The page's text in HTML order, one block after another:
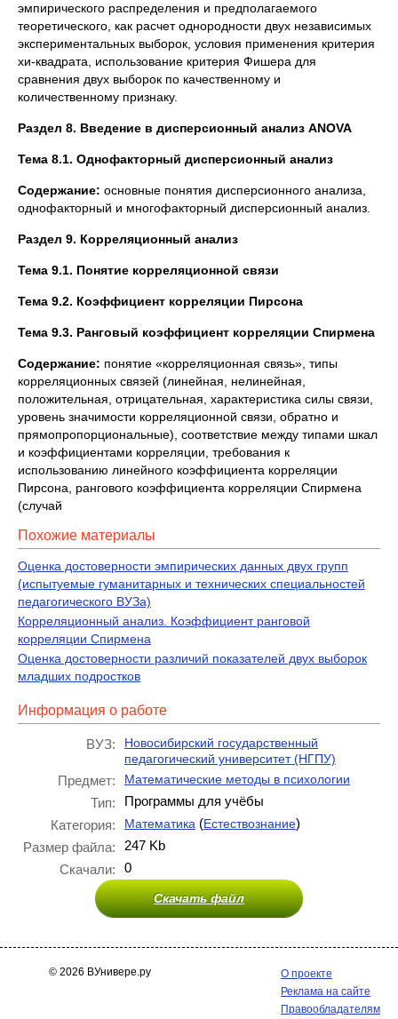
эмпирического распределения и предполагаемого
теоретического, как расчет однородности двух независимых
экспериментальных выборок, условия применения критерия
хи-квадрата, использование критерия Фишера для
сравнения двух выборок по качественному и
количественному признаку.
Раздел 8. Введение в дисперсионный анализ ANOVA
Тема 8.1. Однофакторный дисперсионный анализ
Содержание: основные понятия дисперсионного анализа,
однофакторный и многофакторный дисперсионный анализ.
Раздел 9. Корреляционный анализ
Тема 9.1. Понятие корреляционной связи
Тема 9.2. Коэффициент корреляции Пирсона
Тема 9.3. Ранговый коэффициент корреляции Спирмена
Содержание: понятие «корреляционная связь», типы
корреляционных связей (линейная, нелинейная,
положительная, отрицательная, характеристика силы связи,
уровень значимости корреляционной связи, обратно и
прямопропорциональные), соответствие между типами шкал
и коэффициентами корреляции, требования к
использованию линейного коэффициента корреляции
Пирсона, рангового коэффициента корреляции Спирмена
(случай
Похожие материалы
Оценка достоверности эмпирических данных двух групп
(испытуемые гуманитарных и технических специальностей
педагогического ВУЗа)
Корреляционный анализ. Коэффициент ранговой
корреляции Спирмена
Оценка достоверности различий показателей двух выборок
младших подростков
Информация о работе
ВУЗ:
Новосибирский государственный
педагогический университет (НГПУ)
Предмет: Математические методы в психологии
Тип:
Программы для учёбы
Категория:
Математика (Естествознание)
Размер файла:
247 Kb
Скачали:
0
Скачать файл
© 2026 ВУнивере.ру
О проекте
Реклама на сайте
Правообладателям